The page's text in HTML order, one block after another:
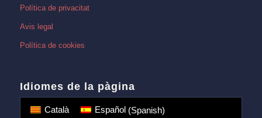
Política de privacitat
Avis legal
Política de cookies
Idiomes de la pàgina
Català Español (Spanish)